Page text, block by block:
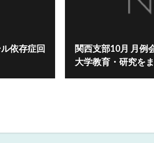
依存症回
関西支部10月 月例
大学教育・研究を